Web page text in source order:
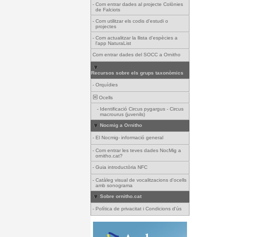
- Com entrar dades al projecte Colònies
de Falciots
- Com utilitzar els codis d'estudi o
projectes
- Com actualitzar la llista d'espècies a
l'app NaturaList
Com entrar dades del SOCC a Ornitho
Recursos sobre els grups taxonòmics
- Orquídies
Ocells
- Identificació Circus pygargus - Circus
macrourus (juvenils)
Nocmig a Ornitho
- El Nocmig- informació general
- Com entrar les teves dades NocMig a
ornitho.cat?
- Guia introductòria NFC
- Catàleg visual de vocalitzacions d'ocells
amb sonograma
Sobre ornitho.cat
- Política de privacitat i Condicions d'ús